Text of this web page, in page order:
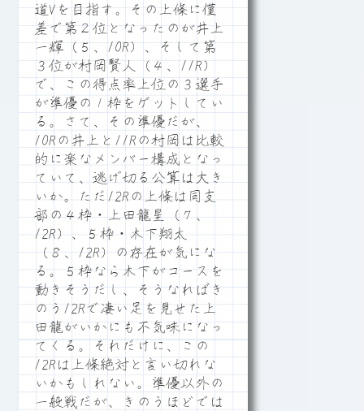
道Vを目指す。その上條に僅
差で第２位となったのが井上
一輝（５、10R）、そして第
３位が村岡賢人（４、11R）
で、この得点率上位の３選手
が準優の１枠をゲットしてい
る。さて、その準優だが、
10Rの井上と11Rの村岡は比較
的に楽なメンバー構成となっ
ていて、逃げ切る公算は大き
いか。ただ12Rの上條は同支
部の４枠・上田龍星（７、
12R）、５枠・木下翔太
（８、12R）の存在が気にな
る。５枠なら木下がコースを
動きそうだし、そうなればき
のう12Rで凄い足を見せた上
田龍がいかにも不気味になっ
てくる。それだけに、この
12Rは上條絶対と言い切れな
いかもしれない。準優以外の
一般戦だが、きのうほどでは